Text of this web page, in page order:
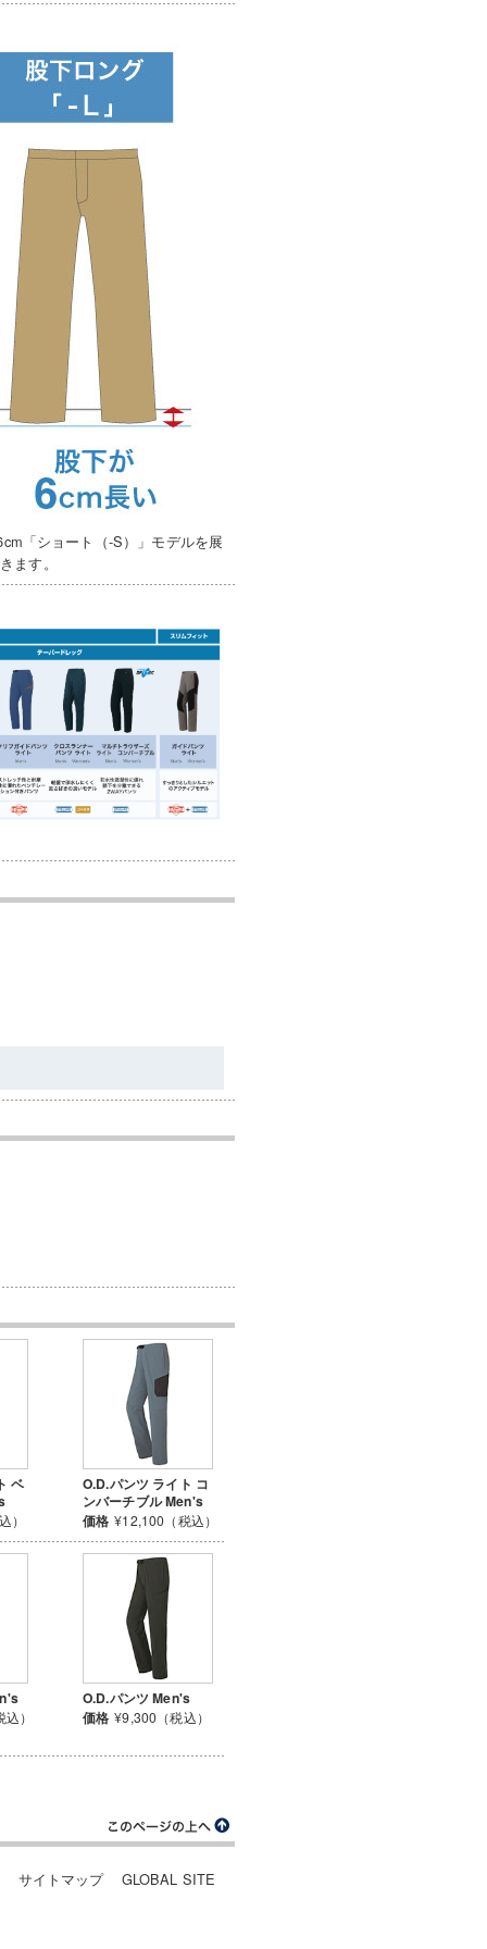
「ショート（-S）」モデルを展
ます。
ベ
）
O.D.パンツ ライト コ
ンバーチブル Men's
価格 ¥12,100（税込）
）
O.D.パンツ Men's
価格 ¥9,300（税込）
サイトマップ GLOBAL SITE